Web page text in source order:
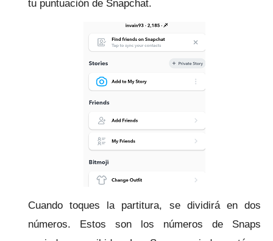
tu puntuación de Snapchat.
Cuando toques la partitura, se dividirá en dos
números. Estos son los números de Snaps